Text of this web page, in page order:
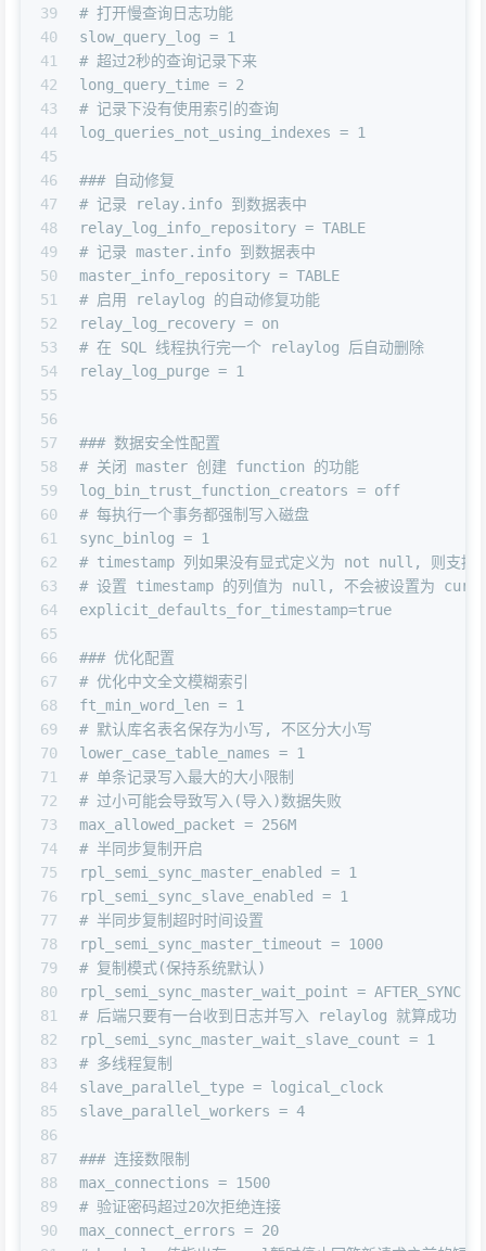
39
40
41
42
43
44
45
46
47
48
49
50
51
52
53
54
55
56
57
58
59
60
61
62
63
64
65
66
67
68
69
70
71
72
73
74
75
76
77
78
79
80
81
82
83
84
85
86
87
88
89
90
# 打开慢查询日志功能
slow_query_log = 1
# 超过2秒的查询记录下来
long_query_time = 2
# 记录下没有使用索引的查询
log_queries_not_using_indexes = 1
### 自动修复
# 记录 relay.info 到数据表中
relay_log_info_repository = TABLE
# 记录 master.info 到数据表中
master_info_repository = TABLE
# 启用 relaylog 的自动修复功能
relay_log_recovery = on
# 在 SQL 线程执行完一个 relaylog 后自动删除
relay_log_purge = 1
### 数据安全性配置
# 关闭 master 创建 function 的功能
log_bin_trust_function_creators = off
# 每执行一个事务都强制写入磁盘
sync_binlog = 1
# timestamp 列如果没有显式定义为 not null, 则支持
# 设置 timestamp 的列值为 null, 不会被设置为
explicit_defaults_for_timestamp=true
### 优化配置
# 优化中文全文模糊索引
ft_min_word_len = 1
# 默认库名表名保存为小写, 不区分大小写
lower_case_table_names = 1
# 单条记录写入最大的大小限制
# 过小可能会导致写入(导入)数据失败
max_allowed_packet = 256M
# 半同步复制开启
rpl_semi_sync_master_enabled = 1
rpl_semi_sync_slave_enabled = 1
# 半同步复制超时时间设置
rpl_semi_sync_master_timeout = 1000
# 复制模式(保持系统默认)
rpl_semi_sync_master_wait_point = AFTER_SYNC
# 后端只要有一台收到日志并写入 relaylog 就算成功
rpl_semi_sync_master_wait_slave_count = 1
# 多线程复制
slave_parallel_type = logical_clock
slave_parallel_workers = 4
### 连接数限制
max_connections = 1500
# 验证密码超过20次拒绝连接
max_connect_errors = 20